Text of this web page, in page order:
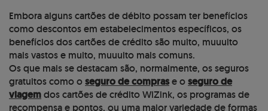
Embora alguns cartões de débito possam ter benefícios
como descontos em estabelecimentos específicos, os
benefícios dos cartões de crédito são muito, muuuito
mais vastos e muito, muuuito mais comuns.
Os que mais se destacam são, normalmente, os seguros
gratuitos como oseguro de comprase oseguro de
viagemdos cartões de crédito WiZink, os programas de
recompensa e pontos, ou uma maior variedade de formas